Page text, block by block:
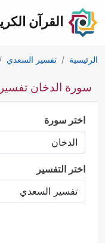
القرآن
الرئيسية تفسير السعدي
سورة الدخان تفسير
اختر سورة
اختر التفسير